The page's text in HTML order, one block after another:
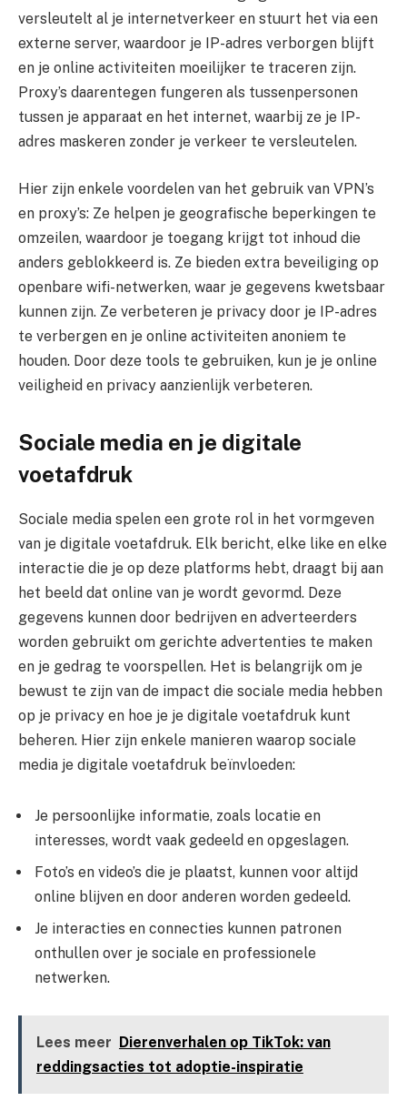
versleutelt al je internetverkeer en stuurt het via een
externe server, waardoor je IP-adres verborgen blijft
en je online activiteiten moeilijker te traceren zijn.
Proxy’s daarentegen fungeren als tussenpersonen
tussen je apparaat en het internet, waarbij ze je IP-
adres maskeren zonder je verkeer te versleutelen.
Hier zijn enkele voordelen van het gebruik van VPN’s
en proxy’s: Ze helpen je geografische beperkingen te
omzeilen, waardoor je toegang krijgt tot inhoud die
anders geblokkeerd is. Ze bieden extra beveiliging op
openbare wifi-netwerken, waar je gegevens kwetsbaar
kunnen zijn. Ze verbeteren je privacy door je IP-adres
te verbergen en je online activiteiten anoniem te
houden. Door deze tools te gebruiken, kun je je online
veiligheid en privacy aanzienlijk verbeteren.
Sociale media en je digitale
voetafdruk
Sociale media spelen een grote rol in het vormgeven
van je digitale voetafdruk. Elk bericht, elke like en elke
interactie die je op deze platforms hebt, draagt bij aan
het beeld dat online van je wordt gevormd. Deze
gegevens kunnen door bedrijven en adverteerders
worden gebruikt om gerichte advertenties te maken
en je gedrag te voorspellen. Het is belangrijk om je
bewust te zijn van de impact die sociale media hebben
op je privacy en hoe je je digitale voetafdruk kunt
beheren. Hier zijn enkele manieren waarop sociale
media je digitale voetafdruk beïnvloeden:
Je persoonlijke informatie, zoals locatie en
interesses, wordt vaak gedeeld en opgeslagen.
Foto’s en video’s die je plaatst, kunnen voor altijd
online blijven en door anderen worden gedeeld.
Je interacties en connecties kunnen patronen
onthullen over je sociale en professionele
netwerken.
Lees meer
Dierenverhalen op TikTok: van
reddingsacties tot adoptie-inspiratie